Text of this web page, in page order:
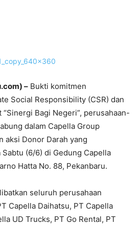
– Bukti komitmen
Social Responsibility (CSR) dan
Bagi Negeri”, perusahaan-
dalam Capella Group
aksi Donor Darah yang
(6/6) di Gedung Capella
Hatta No. 88, Pekanbaru.
seluruh perusahaan
Capella Daihatsu, PT Capella
UD Trucks, PT Go Rental, PT